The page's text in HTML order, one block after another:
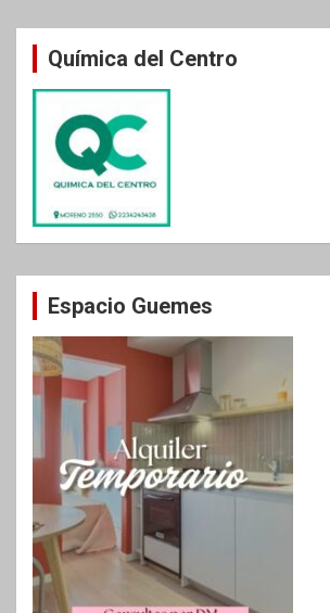
Química del Centro
Espacio Guemes